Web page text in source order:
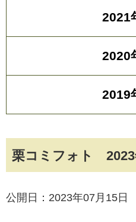
栗コミフォト
公開日：2023年07月15日
2021
2020
2019